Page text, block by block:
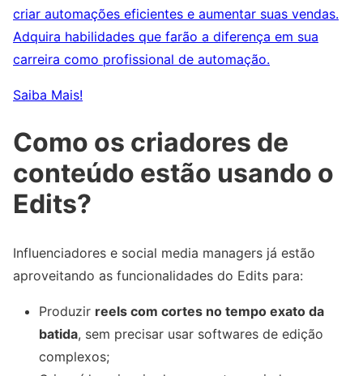
criar automações eficientes e aumentar suas vendas.
Adquira habilidades que farão a diferença em sua
carreira como profissional de automação.
Saiba Mais!
Como os criadores de
conteúdo estão usando o
Edits?
Influenciadores e social media managers já estão
aproveitando as funcionalidades do Edits para:
Produzir reels com cortes no tempo exato da
batida, sem precisar usar softwares de edição
complexos;